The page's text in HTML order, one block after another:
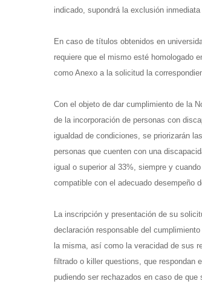
indicado, supondrá la exclusión
En caso de títulos obtenidos en
requiere que el mismo esté homologado
como Anexo a la solicitud la
Con el objeto de dar cumplimiento de la
de la incorporación de personas con
igualdad de condiciones, se priorizarán
personas que cuenten con una
igual o superior al 33%, siempre y
compatible con el adecuado desempeño
La inscripción y presentación de su
declaración responsable del
la misma, así como la veracidad de sus
filtrado o killer questions, que respondan
pudiendo ser rechazados en caso de que